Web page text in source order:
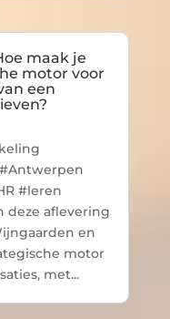
maak je
motor voor
een
#leren
aflevering
en
motor
met...